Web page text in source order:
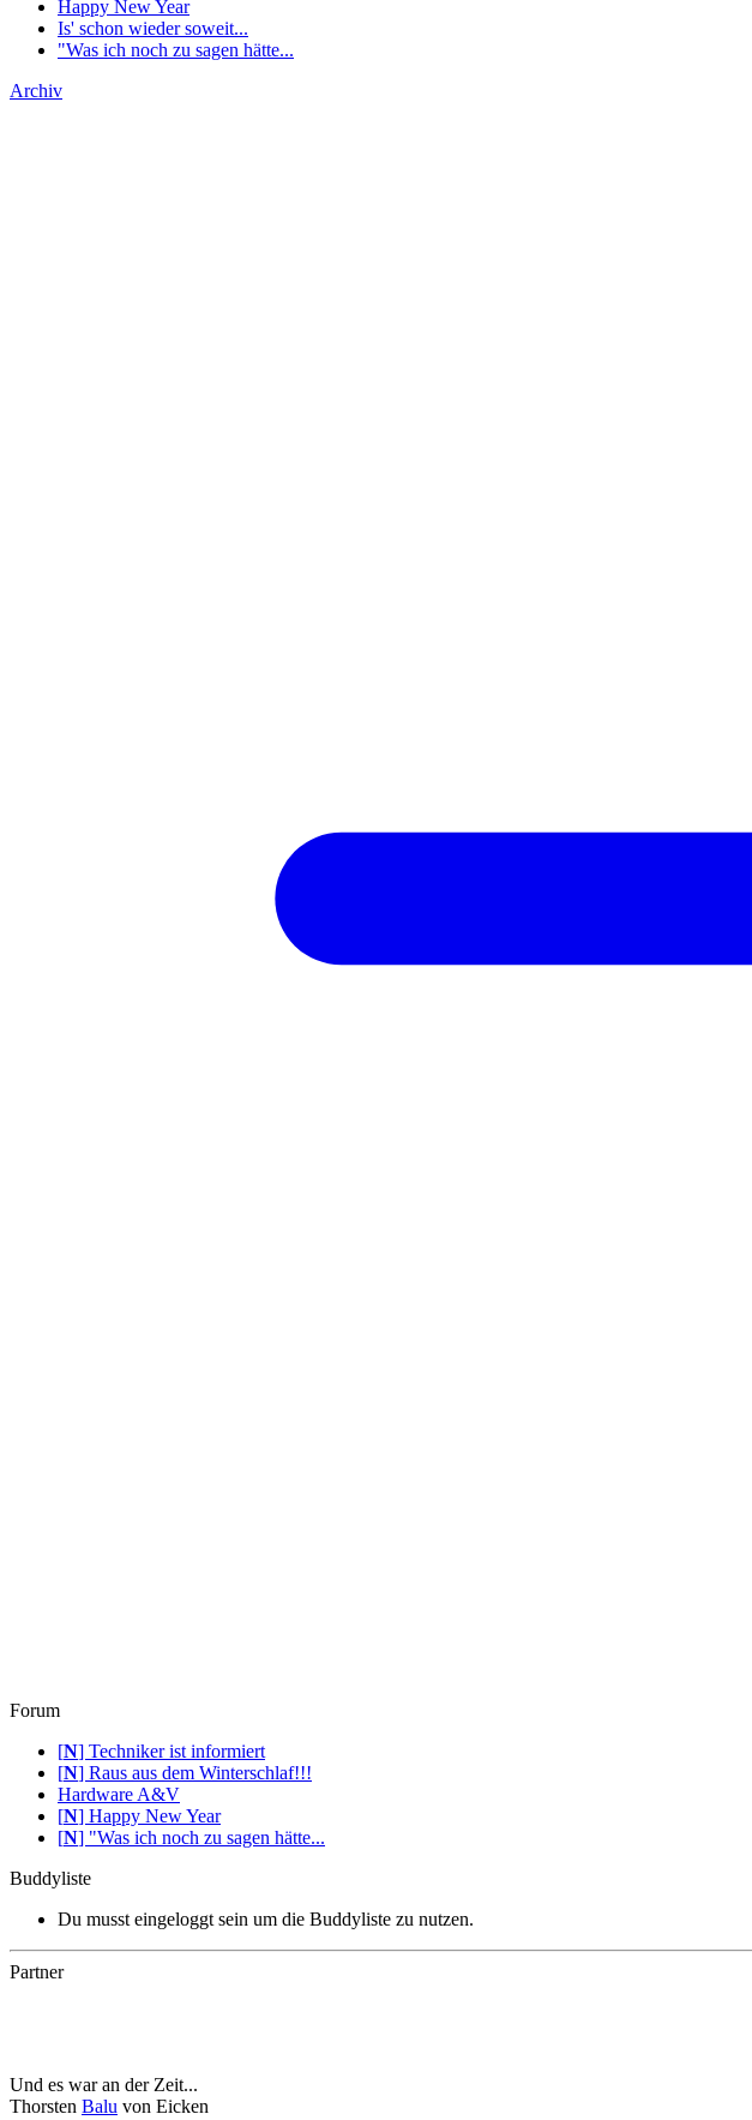
Happy New Year
Is' schon wieder soweit...
"Was ich noch zu sagen hätte...
Archiv
Forum
[N] Techniker ist informiert
[N] Raus aus dem Winterschlaf!!!
Hardware A&V
[N] Happy New Year
[N] "Was ich noch zu sagen hätte...
Buddyliste
Du musst eingeloggt sein um die Buddyliste zu nutzen.
Partner
Und es war an der Zeit...
Thorsten Balu von Eicken